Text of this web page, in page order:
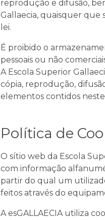
reprodução e difusão,
Gallaecia, quaisquer que
lei.
É proibido o
pessoais ou não
A Escola Superior
cópia, reprodução,
elementos contidos neste
Política de
O sítio web da Escola
com informação
partir do qual um
feitos através do
A esGALLAECIA utiliza